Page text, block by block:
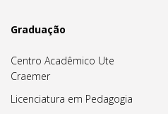
Graduação
Centro Acadêmico Ute
Craemer
Licenciatura em Pedagogia